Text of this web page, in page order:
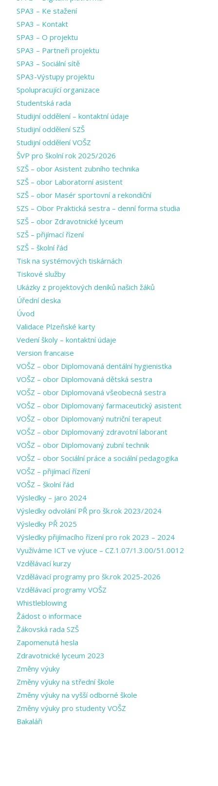
SPA3 – Ke stažení
SPA3 – Kontakt
SPA3 – O projektu
SPA3 – Partneři projektu
SPA3 – Sociální sítě
SPA3-Výstupy projektu
Spolupracující organizace
Studentská rada
Studijní oddělení – kontaktní údaje
Studijní oddělení SZŠ
Studijní oddělení VOŠZ
ŠVP pro školní rok 2025/2026
SZŠ – obor Asistent zubního technika
SZŠ – obor Laboratorní asistent
SZŠ – obor Masér sportovní a rekondiční
SZS – Obor Praktická sestra – denní forma studia
SZŠ – obor Zdravotnické lyceum
SZŠ – přijímací řízení
SZŠ – školní řád
Tisk na systémových tiskárnách
Tiskové služby
Ukázky z projektových deníků našich žáků
Úřední deska
Úvod
Validace Plzeňské karty
Vedení školy – kontaktní údaje
Version francaise
VOŠZ – obor Diplomovaná dentální hygienistka
VOŠZ – obor Diplomovaná dětská sestra
VOŠZ – obor Diplomovaná všeobecná sestra
VOŠZ – obor Diplomovaný farmaceutický asistent
VOŠZ – obor Diplomovaný nutriční terapeut
VOŠZ – obor Diplomovaný zdravotní laborant
VOŠZ – obor Diplomovaný zubní technik
VOŠZ – obor Sociální práce a sociální pedagogika
VOŠZ – přijímací řízení
VOŠZ – školní řád
Výsledky – jaro 2024
Výsledky odvolání PŘ pro šk.rok 2023/2024
Výsledky PŘ 2025
Výsledky přijímacího řízení pro rok 2023 – 2024
Využíváme ICT ve výuce – CZ.1.07/1.3.00/51.0012
Vzdělávací kurzy
Vzdělávací programy pro šk.rok 2025-2026
Vzdělávací programy VOŠZ
Whistleblowing
Žádost o informace
Žákovská rada SZŠ
Zapomenutá hesla
Zdravotnické lyceum 2023
Změny výuky
Změny výuky na střední škole
Změny výuky na vyšší odborné škole
Změny výuky pro studenty VOŠZ
Bakaláři